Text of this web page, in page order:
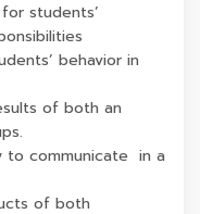
students’
behavior in
of both an
to communicate in a
of both